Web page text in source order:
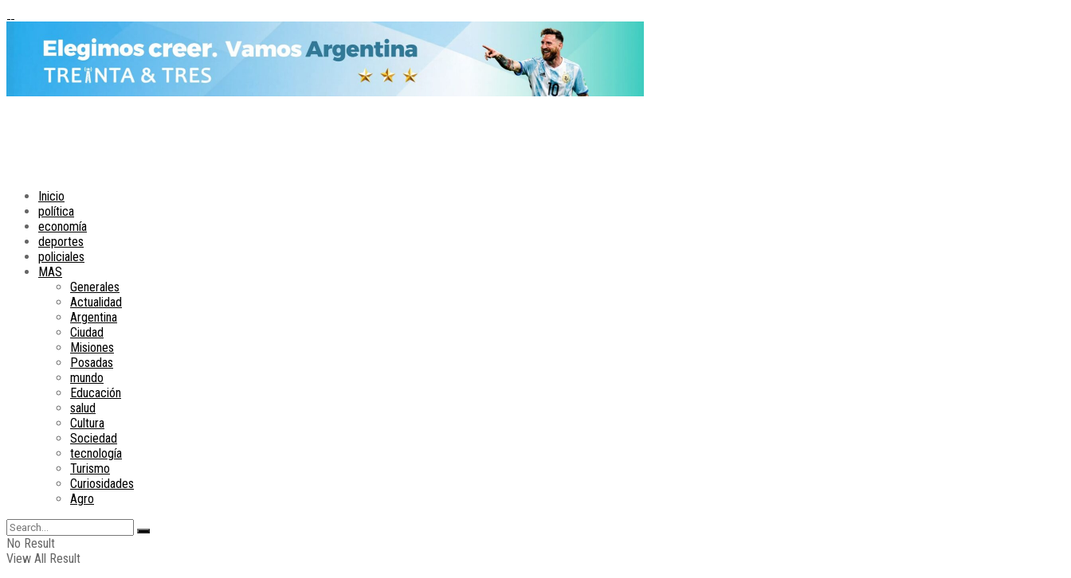
Inicio
política
economía
deportes
policiales
MAS
Generales
Actualidad
Argentina
Ciudad
Misiones
Posadas
mundo
Educación
salud
Cultura
Sociedad
tecnología
Turismo
Curiosidades
Agro
No Result
View All Result